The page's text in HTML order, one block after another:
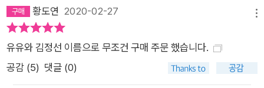
황도연 2020-02-27
유유와 김정선 이름으로 무조건 구매 주문 했습니다.
공감 (5) 댓글 (0)